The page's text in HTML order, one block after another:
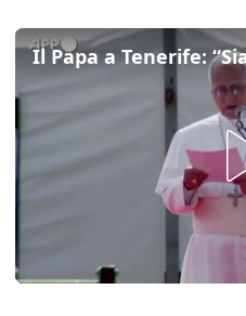
Il Papa a Tenerife: